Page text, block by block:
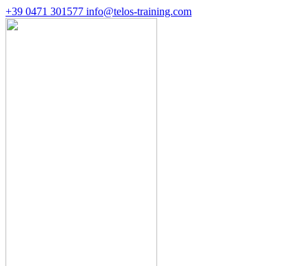
+39 0471 301577 info@telos-training.com